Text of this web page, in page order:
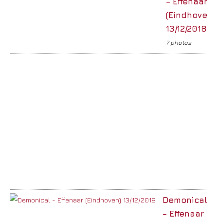
(Eindhoven)
13/12/2018
7 photos
Demonical
– Effenaar